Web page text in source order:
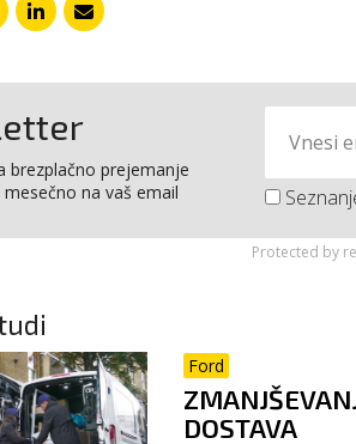
brezplačno prejemanje
na vaš email
Protected by
Ford
DOSTAVA